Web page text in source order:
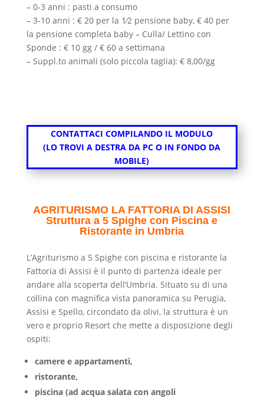
– 0-3 anni : pasti a consumo
– 3-10 anni : € 20 per la 1⁄2 pensione baby, € 40 per
la pensione completa baby – Culla/ Lettino con
Sponde : € 10 gg / € 60 a settimana
– Suppl.to animali (solo piccola taglia): € 8,00/gg
CONTATTACI COMPILANDO IL MODULO
(LO TROVI A DESTRA DA PC O IN FONDO DA
MOBILE)
AGRITURISMO LA FATTORIA DI ASSISI
Struttura a 5 Spighe con Piscina e
Ristorante in Umbria
L’Agriturismo a 5 Spighe con piscina e ristorante la
Fattoria di Assisi è il punto di partenza ideale per
andare alla scoperta dell’Umbria. Situato su di una
collina con magnifica vista panoramica su Perugia,
Assisi e Spello, circondato da olivi, la struttura è un
vero e proprio Resort che mette a disposizione degli
ospiti:
camere e appartamenti,
ristorante,
piscina (ad acqua salata con angoli